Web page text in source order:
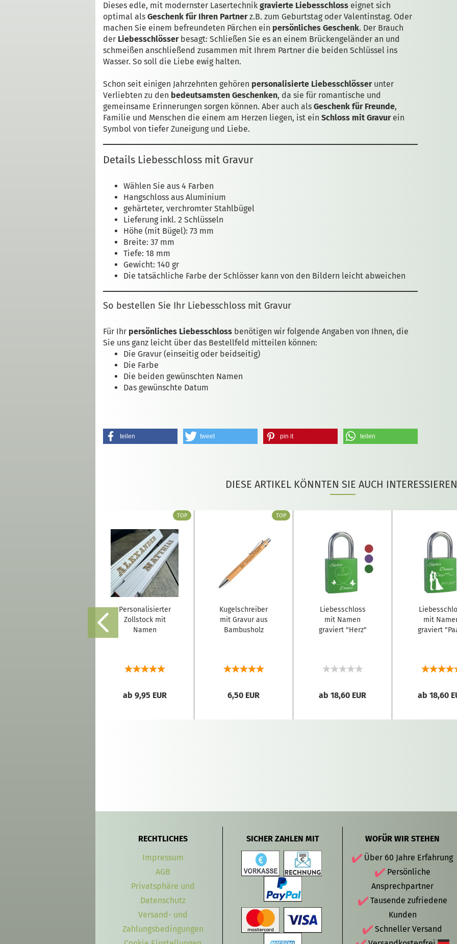
Dieses edle, mit modernster Lasertechnik gravierte Liebesschloss eignet sich
optimal als Geschenk für Ihren Partnerz.B. zum Geburtstag oder Valentinstag. Oder
machen Sie einem befreundeten Pärchen ein persönliches Geschenk. Der Brauch
der Liebesschlösser besagt: Schließen Sie es an einem Brückengeländer an und
schmeißen anschließend zusammen mit Ihrem Partner die beiden Schlüssel ins
Wasser. So soll die Liebe ewig halten.
Schon seit einigen Jahrzehnten gehören personalisierte Liebesschlösserunter
Verliebten zu den bedeutsamsten Geschenken, da sie für romantische und
gemeinsame Erinnerungen sorgen können. Aber auch als Geschenk für Freunde,
Familie und Menschen die einem am Herzen liegen, ist ein Schloss mit Gravur ein
Symbol von tiefer Zuneigung und Liebe.
Details Liebesschloss mit Gravur
Wählen Sie aus 4 Farben
Hangschloss aus Aluminium
gehärteter, verchromter Stahlbügel
Lieferung inkl. 2 Schlüsseln
Höhe (mit Bügel): 73 mm
Breite: 37 mm
Tiefe: 18 mm
Gewicht: 140 gr
Die tatsächliche Farbe der Schlösser kann von den Bildern leicht abweichen
So bestellen Sie Ihr Liebesschloss mit Gravur
Für Ihr persönliches Liebesschloss benötigen wir folgende Angaben von Ihnen, die
Sie uns ganz leicht über das Bestellfeld mitteilen können:
Die Gravur (einseitig oder beidseitig)
Die Farbe
Die beiden gewünschten Namen
Das gewünschte Datum
teilen tweet pin it teilen
DIESE ARTIKEL KÖNNTEN SIE AUCH
TOP
Personalisierter
Zollstock mit
Namen
ab 9,95 EUR
TOP
Kugelschreiber
mit Gravur aus
Bambusholz
6,50 EUR
Liebesschloss
mit Namen
graviert "Herz"
ab 18,60 EUR
mit
graviert
ab 18,60
RECHTLICHES
Impressum
AGB
Privatsphäre und
Datenschutz
Versand- und
Zahlungsbedingungen
SICHER ZAHLEN MIT
WOFÜR WIR STEHEN
Über 60 Jahre Erfahrung
Persönliche
Ansprechpartner
Tausende zufriedene
Kunden
Schneller Versand